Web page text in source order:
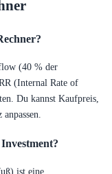
(40 % der
(Internal Rate of
Du kannst Kaufpreis,
ist eine